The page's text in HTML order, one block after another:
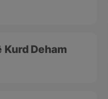
Deham